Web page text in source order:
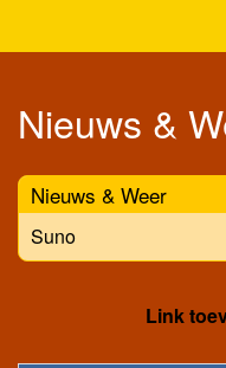
Nieuws &
Nieuws & Weer
Suno
Link